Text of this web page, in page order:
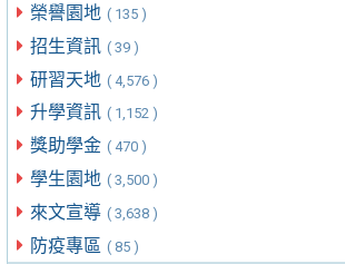
榮譽園地 ( 135 )
招生資訊 ( 39 )
研習天地 ( 4,576 )
升學資訊 ( 1,152 )
獎助學金 ( 470 )
學生園地 ( 3,500 )
來文宣導 ( 3,638 )
防疫專區 ( 85 )